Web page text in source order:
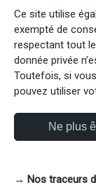
Ce site utilise
exempté de
respectant tout
donnée privée
Toutefois, si
pouvez utiliser
→ Nos traceurs